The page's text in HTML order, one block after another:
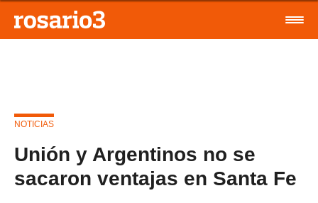
NOTICIAS
Unión y Argentinos no se
sacaron ventajas en Santa Fe